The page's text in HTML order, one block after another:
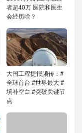
者超40万 医院和医生
会经历啥？
大国工程捷报频传：#
全球首台 #世界最大 #
填补空白 #突破关键节
点